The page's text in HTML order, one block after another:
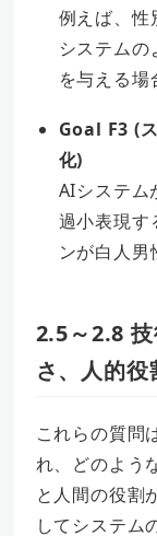
例えば、性
システム
を与える場
Goal F3 (
化)
AIシステム
過小表現す
ンが白人男
2.5～2.8
さ、人的役
これらの質問
れ、どのよう
と人間の役割
してシステム